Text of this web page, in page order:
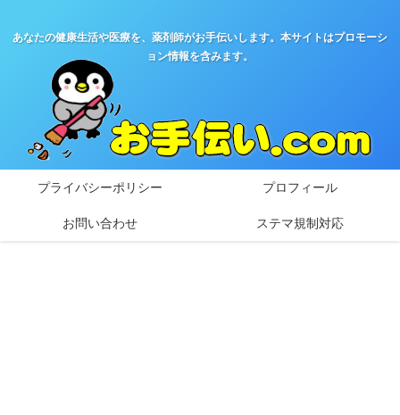
あなたの健康生活や医療を、薬剤師がお手伝いします。本サイトはプロモーシ
ョン情報を含みます。
プライバシーポリシー プロフィール
お問い合わせ ステマ規制対応